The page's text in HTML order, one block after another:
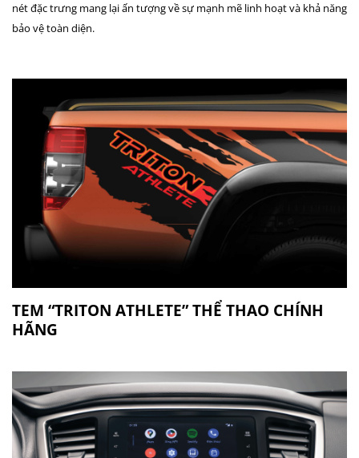
nét đặc trưng mang lại ấn tượng về sự mạnh mẽ linh hoạt và khả năng
bảo vệ toàn diện.
TEM “TRITON ATHLETE” THỂ THAO CHÍNH
HÃNG